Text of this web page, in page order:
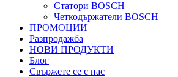
Статори BOSCH
Четкодържатели BOSCH
ПРОМОЦИИ
Разпродажба
НОВИ ПРОДУКТИ
Блог
Свържете се с нас